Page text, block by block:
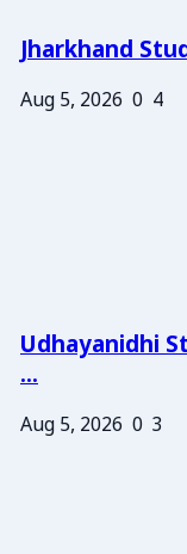
Jharkhand
Aug 5, 2026 0 4
Udhayanidhi
...
Aug 5, 2026 0 3